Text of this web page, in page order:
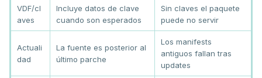
VDF/cl
aves
Incluye datos de clave
cuando son esperados
Sin claves el paquete
puede no servir
Actuali
dad
La fuente es posterior al
último parche
Los manifests
antiguos fallan tras
updates